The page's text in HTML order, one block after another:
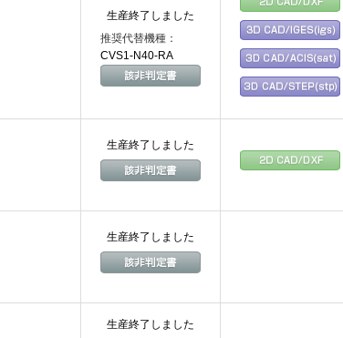
生産終了しました
推奨代替機種：
CVS1-N40-RA
生産終了しました
生産終了しました
生産終了しました